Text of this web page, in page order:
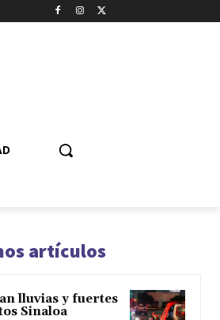
artículos
lluvias y fuertes
Sinaloa